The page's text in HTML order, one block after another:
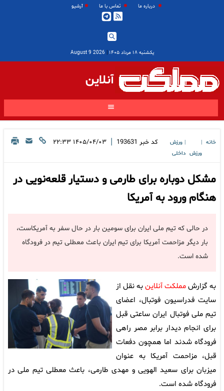
درباره ما تماس با ما آرشیو
یکشنبه ۱۸ مرداد ۱۴۰۵ |
2026 August 9
آنلاین
خانه
ورزش
ورزش
داخلی
کد خبر 193631
| ۱۴۰۵/۰۴/۰۳ ۲۲:۳۳
مشکل دوباره برای طارمی و دستیار قلعه‌نویی در
هنگام ورود به آمریکا
در حالی که تیم ملی ایران برای سومین بار در حال سفر به آمریکاست،
بار دیگر مزاحمت آمریکا برای تیم ایران باعث معطلی تیم در فرودگاه
شده است.
به گزارشمملکت آنلاینبه نقل از
سایت فدراسیون فوتبال، اعضای
تیم ملی فوتبال ایران ساعتی قبل
برای انجام دیدار برابر مصر راهی
فرودگاه شدند اما همچون دفعات
قبل، مزاحمت آمریکا به عنوان
میزبان برای سعید الهویی و مهدی طارمی، باعث معطلی تیم ملی در
فرودگاه شده است.